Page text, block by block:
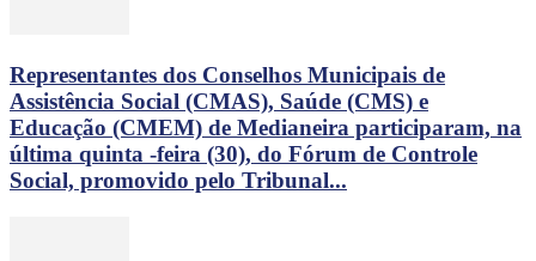
Representantes dos Conselhos Municipais de
Assistência Social (CMAS), Saúde (CMS) e
Educação (CMEM) de Medianeira participaram, na
última quinta -feira (30), do Fórum de Controle
Social, promovido pelo Tribunal...